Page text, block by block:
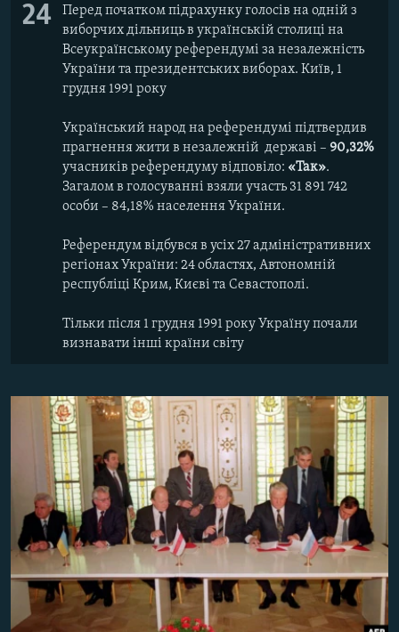
24
Перед початком підрахунку голосів на одній з
виборчих дільниць в українській столиці на
Всеукраїнському референдумі за незалежність
України та президентських виборах. Київ, 1
грудня 1991 року
Український народ на референдумі підтвердив
прагнення жити в незалежній державі – 90,32%
учасників референдуму відповіло: «Так».
Загалом в голосуванні взяли участь 31 891 742
особи – 84,18% населення України.
Референдум відбувся в усіх 27 адміністративних
регіонах України: 24 областях, Автономній
республіці Крим, Києві та Севастополі.
Тільки після 1 грудня 1991 року Україну почали
визнавати інші країни світу